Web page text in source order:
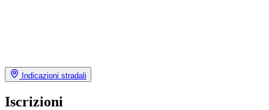
Indicazioni stradali
Iscrizioni